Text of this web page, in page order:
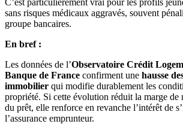
C’est particulièrement vrai pour les profils
sans risques médicaux aggravés, souvent
groupe bancaires.
En bref :
Les données de l’Observatoire Crédit
Banque de France confirment une hausse
immobilier qui modifie durablement les
propriété. Si cette évolution réduit la marge
du prêt, elle renforce en revanche l’intérêt de
l’assurance emprunteur.